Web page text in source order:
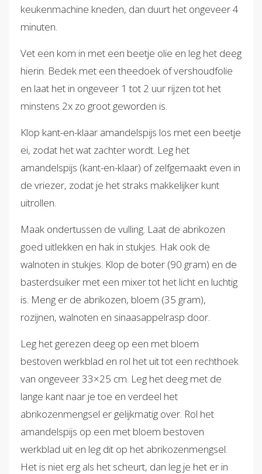
keukenmachine kneden, dan duurt het ongeveer 4
minuten.
Vet een kom in met een beetje olie en leg het deeg
hierin. Bedek met een theedoek of vershoudfolie
en laat het in ongeveer 1 tot 2 uur rijzen tot het
minstens 2x zo groot geworden is.
Klop kant-en-klaar amandelspijs los met een beetje
ei, zodat het wat zachter wordt. Leg het
amandelspijs (kant-en-klaar) of zelfgemaakt even in
de vriezer, zodat je het straks makkelijker kunt
uitrollen.
Maak ondertussen de vulling. Laat de abrikozen
goed uitlekken en hak in stukjes. Hak ook de
walnoten in stukjes. Klop de boter (90 gram) en de
basterdsuiker met een mixer tot het licht en luchtig
is. Meng er de abrikozen, bloem (35 gram),
rozijnen, walnoten en sinaasappelrasp door.
Leg het gerezen deeg op een met bloem
bestoven werkblad en rol het uit tot een rechthoek
van ongeveer 33×25 cm. Leg het deeg met de
lange kant naar je toe en verdeel het
abrikozenmengsel er gelijkmatig over. Rol het
amandelspijs op een met bloem bestoven
werkblad uit en leg dit op het abrikozenmengsel.
Het is niet erg als het scheurt, dan leg je het er in